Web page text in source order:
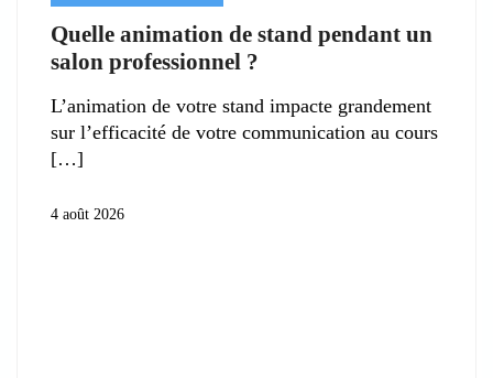
Quelle animation de stand pendant un
salon professionnel ?
L’animation de votre stand impacte grandement
sur l’efficacité de votre communication au cours
4 août 2026